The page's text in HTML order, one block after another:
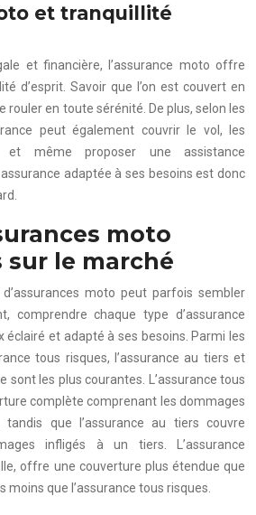
et tranquillité
et financière, l’assurance moto offre
d’esprit. Savoir que l’on est couvert en
rouler en toute sérénité. De plus, selon les
peut également couvrir le vol, les
et même proposer une assistance
adaptée à ses besoins est donc
moto
le marché
moto peut parfois sembler
comprendre chaque type d’assurance
et adapté à ses besoins. Parmi les
tous risques, l’assurance au tiers et
sont les plus courantes. L’assurance tous
complète comprenant les dommages
que l’assurance au tiers couvre
infligés à un tiers. L’assurance
offre une couverture plus étendue que
moins que l’assurance tous risques.